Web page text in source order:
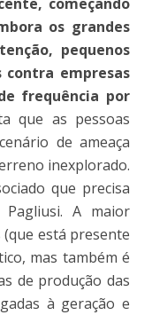
os grandes
pequenos
empresas
frequência por
que as pessoas
de ameaça
inexplorado.
que precisa
Pagliusi. A maior
está presente
mas também é
de produção das
à geração e